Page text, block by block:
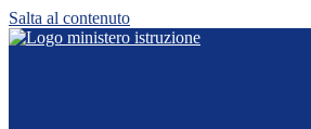
Salta al contenuto